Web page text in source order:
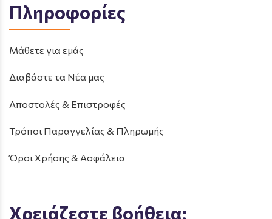
Πληροφορίες
Μάθετε για εμάς
Διαβάστε τα Νέα μας
Αποστολές & Επιστροφές
Τρόποι Παραγγελίας & Πληρωμής
Όροι Χρήσης & Ασφάλεια
Χρειάζεστε βοήθεια;